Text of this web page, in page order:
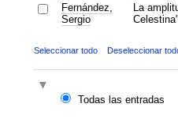
Fernández,
Sergio
La
Celestina"
Seleccionar todo Deseleccionar
Todas las entradas